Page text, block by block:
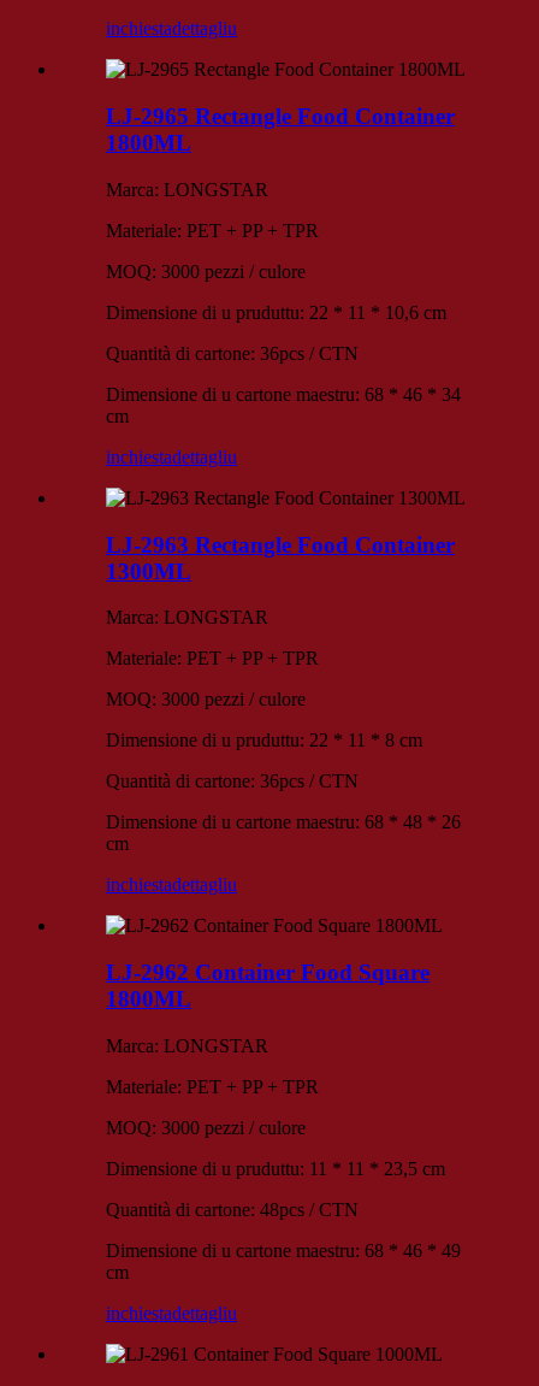
inchiestadettagliu
LJ-2965 Rectangle Food Container
1800ML
Marca: LONGSTAR
Materiale: PET + PP + TPR
MOQ: 3000 pezzi / culore
Dimensione di u pruduttu: 22 * ​​11 * 10,6 cm
Quantità di cartone: 36pcs / CTN
Dimensione di u cartone maestru: 68 * 46 * 34
cm
inchiestadettagliu
LJ-2963 Rectangle Food Container
1300ML
Marca: LONGSTAR
Materiale: PET + PP + TPR
MOQ: 3000 pezzi / culore
Dimensione di u pruduttu: 22 * ​​11 * 8 cm
Quantità di cartone: 36pcs / CTN
Dimensione di u cartone maestru: 68 * 48 * 26
cm
inchiestadettagliu
LJ-2962 Container Food Square
1800ML
Marca: LONGSTAR
Materiale: PET + PP + TPR
MOQ: 3000 pezzi / culore
Dimensione di u pruduttu: 11 * 11 * 23,5 cm
Quantità di cartone: 48pcs / CTN
Dimensione di u cartone maestru: 68 * 46 * 49
cm
inchiestadettagliu